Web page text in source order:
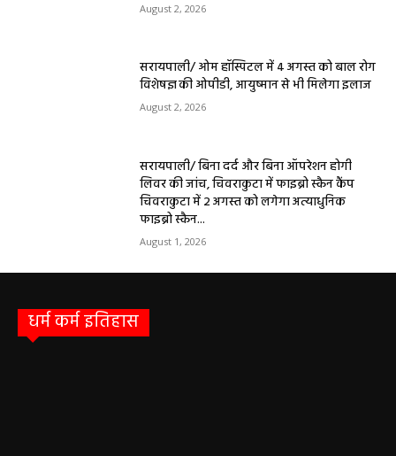
August 2, 2026
सरायपाली/ ओम हॉस्पिटल में 4 अगस्त को बाल रोग
विशेषज्ञ की ओपीडी, आयुष्मान से भी मिलेगा इलाज
August 2, 2026
सरायपाली/ बिना दर्द और बिना ऑपरेशन होगी
लिवर की जांच, चिवराकुटा में फाइब्रो स्कैन कैंप
चिवराकुटा में 2 अगस्त को लगेगा अत्याधुनिक
फाइब्रो स्कैन...
August 1, 2026
धर्म कर्म इतिहास